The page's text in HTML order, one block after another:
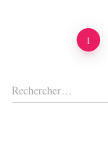
Pagination
des
1
R
e
Rechercher…